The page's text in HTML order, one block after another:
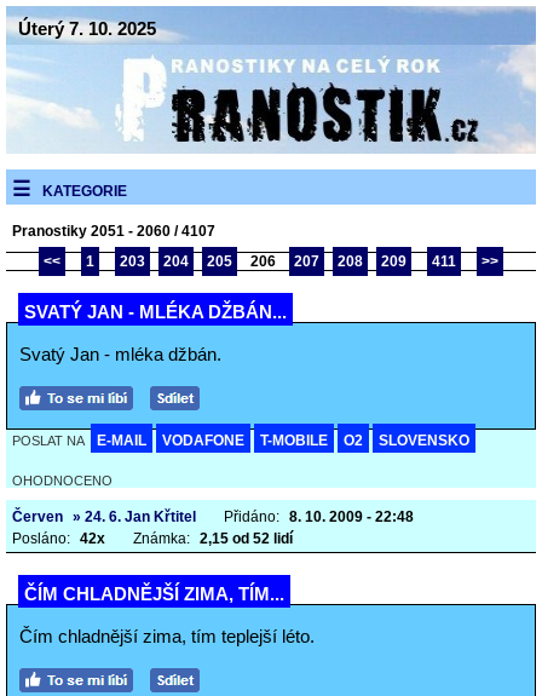
Úterý 7. 10. 2025
KATEGORIE
Pranostiky 2051 - 2060 / 4107
<<
1 203 204 205 206 207 208 209 411 >>
SVATÝ JAN - MLÉKA DŽBÁN...
Svatý Jan - mléka džbán.
POSLAT NA E-MAIL VODAFONE T-MOBILE O2 SLOVENSKO
OHODNOCENO
Červen » 24. 6. Jan Křtitel Přidáno: 8. 10. 2009 - 22:48
Posláno: 42x Známka: 2,15 od 52 lidí
ČÍM CHLADNĚJŠÍ ZIMA, TÍM...
Čím chladnější zima, tím teplejší léto.